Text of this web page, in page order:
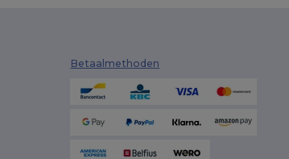
Betaalmethoden